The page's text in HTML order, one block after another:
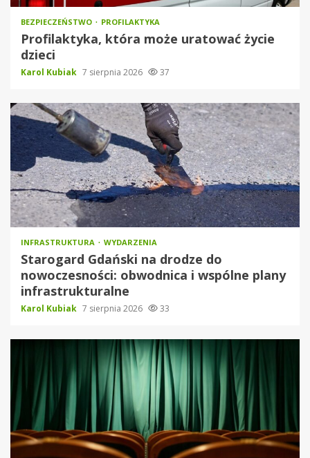
BEZPIECZEŃSTWO PROFILAKTYKA
Profilaktyka, która może uratować życie
dzieci
Karol Kubiak 7 sierpnia 2026 37
INFRASTRUKTURA WYDARZENIA
Starogard Gdański na drodze do
nowoczesności: obwodnica i wspólne plany
infrastrukturalne
Karol Kubiak 7 sierpnia 2026 33